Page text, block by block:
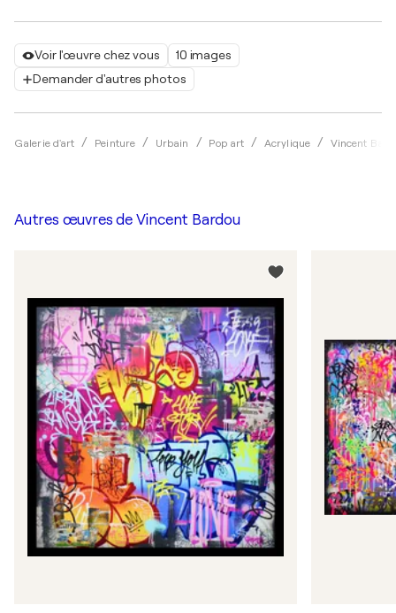
Voir l'œuvre chez vous
10 images
Demander d'autres photos
Galerie d'art Peinture Urbain Pop art Acrylique Vincent
Autres œuvres de Vincent Bardou